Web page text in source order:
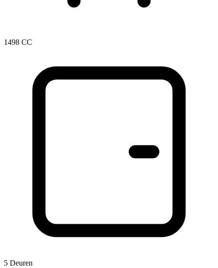
1498 CC
5 Deuren